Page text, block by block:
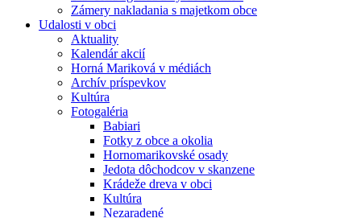
Zámery nakladania s majetkom obce
Udalosti v obci
Aktuality
Kalendár akcií
Horná Mariková v médiách
Archív príspevkov
Kultúra
Fotogaléria
Babiari
Fotky z obce a okolia
Hornomarikovské osady
Jedota dôchodcov v skanzene
Krádeže dreva v obci
Kultúra
Nezaradené